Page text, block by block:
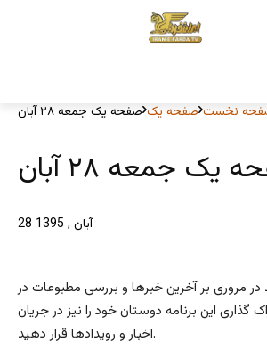
نخست صفحه یک صفحه یک جمعه ۲۸ آبان
یک جمعه ۲۸ آبان
28 آبان , 1395
در مروری بر آخرین خبرها و بررسی مطبوعات در
گذاری این برنامه دوستان خود را نیز در جریان
اخبار و رویدادها قرار دهید.